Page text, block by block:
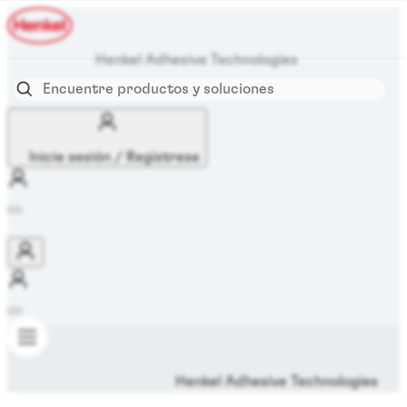
Henkel Adhesive Technologies
Inicie sesión / Regístrese
Henkel Adhesive Technologies